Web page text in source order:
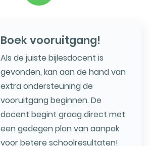
Boek vooruitgang!
Als de juiste bijlesdocent is
gevonden, kan aan de hand van
extra ondersteuning de
vooruitgang beginnen. De
docent begint graag direct met
een gedegen plan van aanpak
voor betere schoolresultaten!